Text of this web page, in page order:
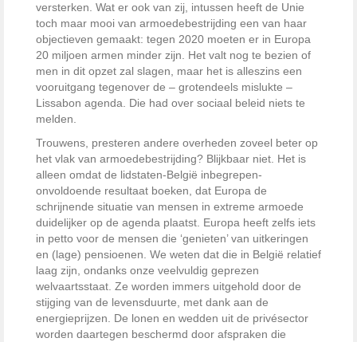
versterken. Wat er ook van zij, intussen heeft de Unie
toch maar mooi van armoedebestrijding een van haar
objectieven gemaakt: tegen 2020 moeten er in Europa
20 miljoen armen minder zijn. Het valt nog te bezien of
men in dit opzet zal slagen, maar het is alleszins een
vooruitgang tegenover de – grotendeels mislukte –
Lissabon agenda. Die had over sociaal beleid niets te
melden.
Trouwens, presteren andere overheden zoveel beter op
het vlak van armoedebestrijding? Blijkbaar niet. Het is
alleen omdat de lidstaten-België inbegrepen-
onvoldoende resultaat boeken, dat Europa de
schrijnende situatie van mensen in extreme armoede
duidelijker op de agenda plaatst. Europa heeft zelfs iets
in petto voor de mensen die ‘genieten’ van uitkeringen
en (lage) pensioenen. We weten dat die in België relatief
laag zijn, ondanks onze veelvuldig geprezen
welvaartsstaat. Ze worden immers uitgehold door de
stijging van de levensduurte, met dank aan de
energieprijzen. De lonen en wedden uit de privésector
worden daartegen beschermd door afspraken die